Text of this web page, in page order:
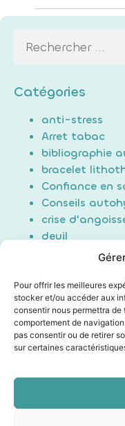
Pour offrir les meilleures
stocker et/ou accéder aux
consentir nous permettra
comportement de
pas consentir ou de retirer
sur certaines
Catégories
anti-stress
Arret tabac
bibliographie
bracelet
Confiance en
Conseils
crise
deuil
hypnose
maigrir / perte
Non classé
poids du passé
Sommeil/